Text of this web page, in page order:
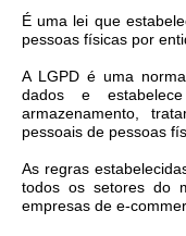
Emprega
É uma lei que
pessoas físicas por
A LGPD é uma
dados e
armazenamento,
pessoais de pessoas
As regras
todos os setores do
empresas de e-